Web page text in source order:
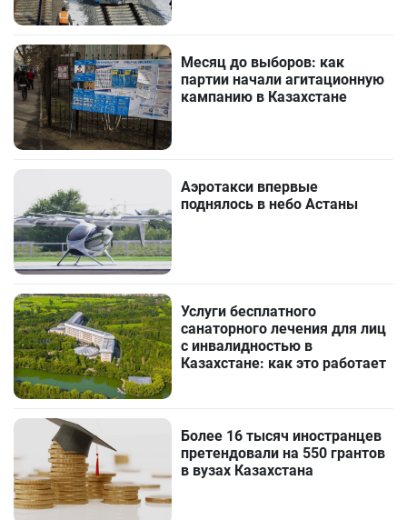
Месяц до выборов: как
партии начали агитационную
кампанию в Казахстане
Аэротакси впервые
поднялось в небо Астаны
Услуги бесплатного
санаторного лечения для лиц
с инвалидностью в
Казахстане: как это работает
Более 16 тысяч иностранцев
претендовали на 550 грантов
в вузах Казахстана